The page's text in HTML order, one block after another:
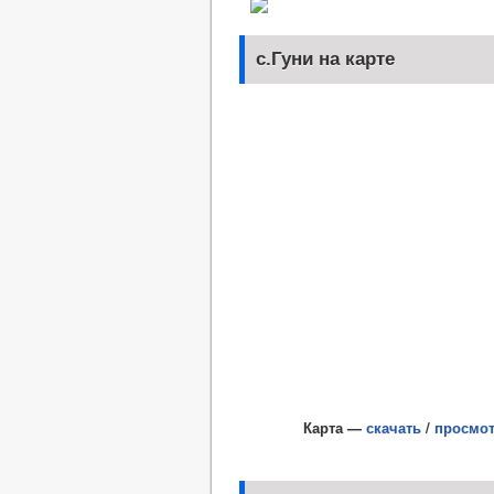
с.Гуни на карте
Карта — скачать /